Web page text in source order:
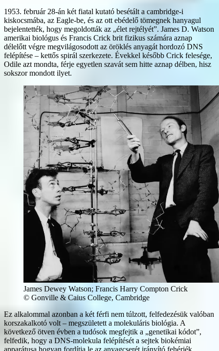
1953. február 28-án két fiatal kutató besétált a cambridge-i
kiskocsmába, az Eagle-be, és az ott ebédelő tömegnek hanyagul
bejelentették, hogy megoldották az „élet rejtélyét”. James D. Watson
amerikai biológus és Francis Crick brit fizikus számára aznap
délelőtt végre megvilágosodott az öröklés anyagát hordozó DNS
felépítése – kettős spirál szerkezete. Évekkel később Crick felesége,
Odile azt mondta, férje egyetlen szavát sem hitte aznap délben, hisz
sokszor mondott ilyet.
James Dewey Watson; Francis Harry Compton Crick
© Gonville & Caius College, Cambridge
Ez alkalommal azonban a két férfi nem túlzott, felfedezésük valóban
korszakalkotó volt – megszületett a molekuláris biológia. A
következő ötven évben a tudósok megfejtik a „genetikai kódot”,
felfedik, hogy a DNS-molekula felépítését a sejtek biokémiai